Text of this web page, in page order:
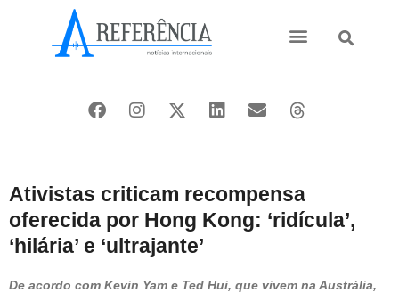
Ativistas criticam recompensa
oferecida por Hong Kong: ‘ridícula’,
‘hilária’ e ‘ultrajante’
De acordo com Kevin Yam e Ted Hui, que vivem na Austrália,